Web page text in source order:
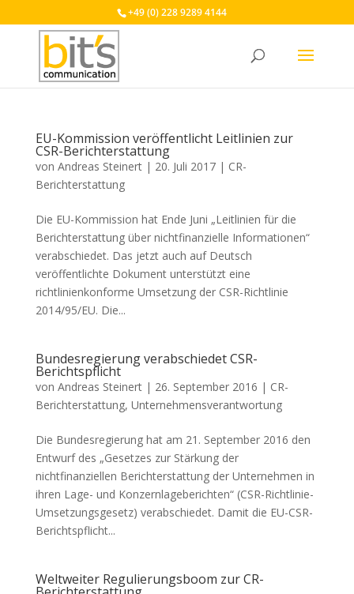
+49 (0) 228 9289 4144
EU-Kommission veröffentlicht Leitlinien zur
CSR-Berichterstattung
von Andreas Steinert| 20. Juli 2017| CR-
Berichterstattung
Die EU-Kommission hat Ende Juni „Leitlinien für die
Berichterstattung über nichtfinanzielle Informationen“
verabschiedet. Das jetzt auch auf Deutsch
veröffentlichte Dokument unterstützt eine
richtlinienkonforme Umsetzung der CSR-Richtlinie
2014/95/EU. Die...
Bundesregierung verabschiedet CSR-
Berichtspflicht
von Andreas Steinert| 26. September 2016 | CR-
Berichterstattung, Unternehmensverantwortung
Die Bundesregierung hat am 21. September 2016 den
Entwurf des „Gesetzes zur Stärkung der
nichtfinanziellen Berichterstattung der Unternehmen in
ihren Lage- und Konzernlageberichten“ (CSR-Richtlinie-
Umsetzungsgesetz) verabschiedet. Damit die EU-CSR-
Berichtspflicht...
Weltweiter Regulierungsboom zur CR-